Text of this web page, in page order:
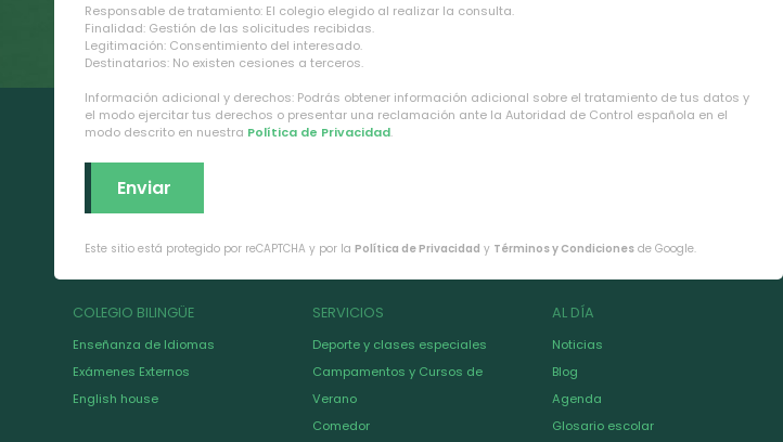
Responsable de tratamiento: El colegio elegido al realizar la consulta.
Finalidad: Gestión de las solicitudes recibidas.
Legitimación: Consentimiento del interesado.
Destinatarios: No existen cesiones a terceros.
Información adicional y derechos: Podrás obtener información adicional sobre el tratamiento de tus datos y
el modo ejercitar tus derechos o presentar una reclamación ante la Autoridad de Control española en el
modo descrito en nuestra Política de Privacidad.
Este sitio está protegido por reCAPTCHA y por la Política de Privacidad y Términos y Condiciones de Google.
COLEGIO BILINGÜE
Enseñanza de Idiomas
Exámenes Externos
English house
SERVICIOS
Deporte y clases especiales
Campamentos y Cursos de
Verano
Comedor
AL DÍA
Noticias
Blog
Agenda
Glosario escolar